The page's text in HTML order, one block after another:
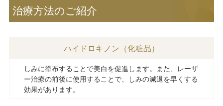
治療方法のご紹介
ハイドロキノン（化粧品）
しみに塗布することで美白を促進します。また、レーザ
ー治療の前後に使用することで、しみの減退を早くする
効果があります。